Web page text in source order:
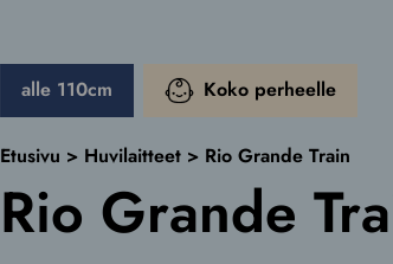
alle 110cm Koko perheelle
Etusivu > Huvilaitteet> Rio Grande Train
Rio Grande